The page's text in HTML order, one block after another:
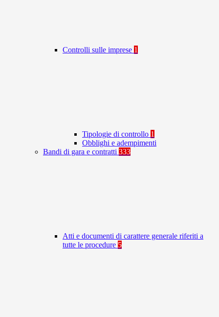
Controlli sulle imprese 1
Tipologie di controllo 1
Obblighi e adempimenti
Bandi di gara e contratti 333
Atti e documenti di carattere generale riferiti a
tutte le procedure 5